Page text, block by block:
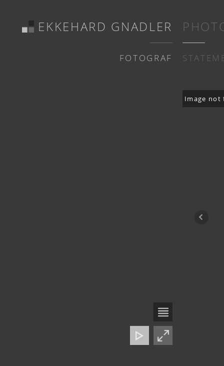
EKKEHARD GNADLER
FOTOGRAF
Image not